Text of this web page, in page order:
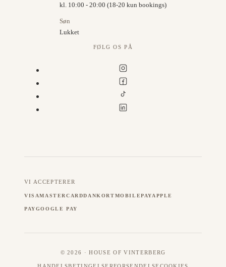
kl. 10:00 - 20:00 (18-20 kun bookings)
Søn
Lukket
FØLG OS PÅ
VI ACCEPTERER
VISAMASTERCARDDANKORTMOBILEPAYAPPLE
PAYGOOGLE PAY
© 2026 · HOUSE OF VINTERBERG